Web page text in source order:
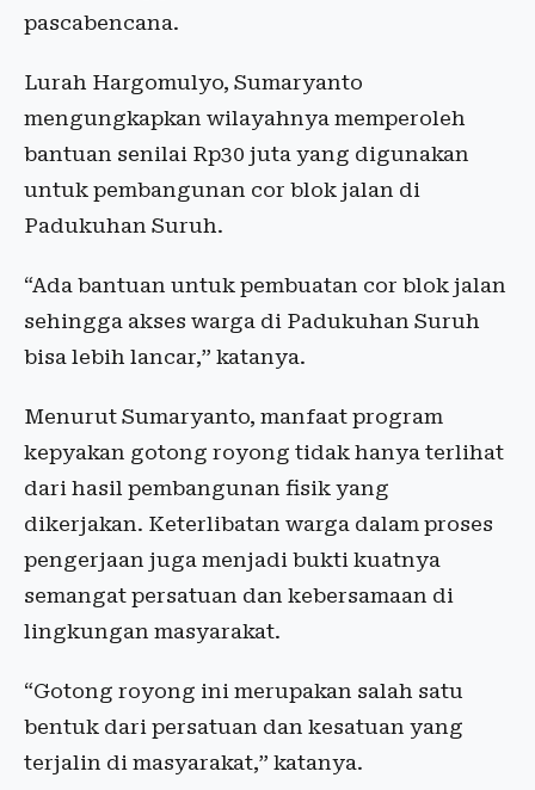
pascabencana.
Lurah Hargomulyo, Sumaryanto
mengungkapkan wilayahnya memperoleh
bantuan senilai Rp30 juta yang digunakan
untuk pembangunan cor blok jalan di
Padukuhan Suruh.
“Ada bantuan untuk pembuatan cor blok jalan
sehingga akses warga di Padukuhan Suruh
bisa lebih lancar,” katanya.
Menurut Sumaryanto, manfaat program
kepyakan gotong royong tidak hanya terlihat
dari hasil pembangunan fisik yang
dikerjakan. Keterlibatan warga dalam proses
pengerjaan juga menjadi bukti kuatnya
semangat persatuan dan kebersamaan di
lingkungan masyarakat.
“Gotong royong ini merupakan salah satu
bentuk dari persatuan dan kesatuan yang
terjalin di masyarakat,” katanya.